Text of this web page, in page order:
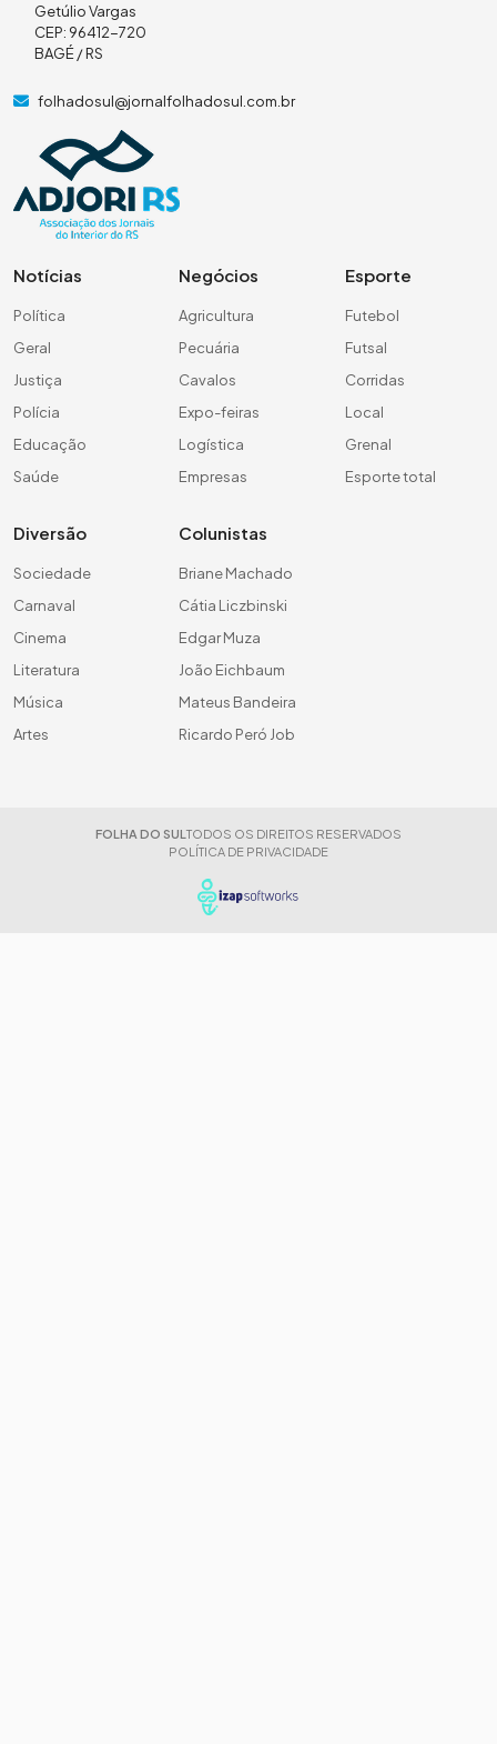
Getúlio Vargas
CEP: 96412-720
BAGÉ / RS
folhadosul@jornalfolhadosul.com.br
Notícias
Política
Geral
Justiça
Polícia
Educação
Saúde
Negócios
Agricultura
Pecuária
Cavalos
Expo-feiras
Logística
Empresas
Esporte
Futebol
Futsal
Corridas
Local
Grenal
Esporte total
Diversão
Sociedade
Carnaval
Cinema
Literatura
Música
Artes
Colunistas
Briane Machado
Cátia Liczbinski
Edgar Muza
João Eichbaum
Mateus Bandeira
Ricardo Peró Job
FOLHA DO SUL TODOS OS DIREITOS RESERVADOS
POLÍTICA DE PRIVACIDADE